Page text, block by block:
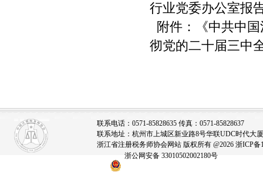
行业党委办公室报
附件：《中共中
彻党的二十届三中
联系电话：0571-85828635 传真：0571-85828637
联系地址：杭州市上城区新业路8号华联UDC时代大
浙江省注册税务师协会网站 版权所有 @2026 浙ICP备
浙公网安备 33010502002180号